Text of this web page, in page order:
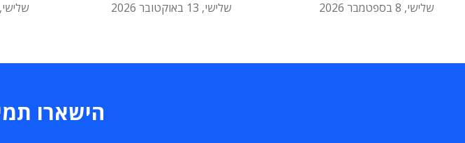
שלישי, 8 בספטמבר 2026 שלישי, 13 באוקטובר 2026 שלישי, 20 באוקטובר 2026
הישארו